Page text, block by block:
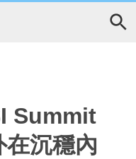
Summit
沉穩內